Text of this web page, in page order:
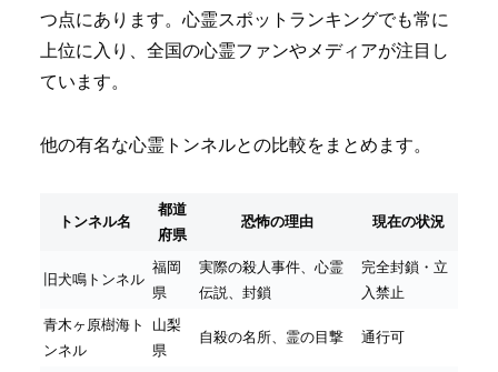
つ点にあります。心霊スポットランキングでも常に
上位に入り、全国の心霊ファンやメディアが注目し
ています。
他の有名な心霊トンネルとの比較をまとめます。
トンネル名
都道
府県
恐怖の理由 現在の状況
旧犬鳴トンネル
福岡
県
実際の殺人事件、心霊
伝説、封鎖
完全封鎖・立
入禁止
青木ヶ原樹海ト
ンネル
山梨
県
自殺の名所、霊の目撃 通行可